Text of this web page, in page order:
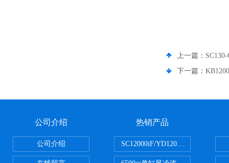
上一篇：
下一篇：
公司介绍
公司介绍
热销产品
SC12000iF/YD12000大疆T30用